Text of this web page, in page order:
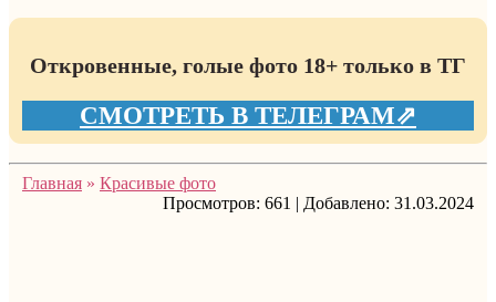
Откровенные, голые фото 18+ только в ТГ
СМОТРЕТЬ В ТЕЛЕГРАМ⇗
Главная » Красивые фото
Просмотров: 661 | Добавлено: 31.03.2024